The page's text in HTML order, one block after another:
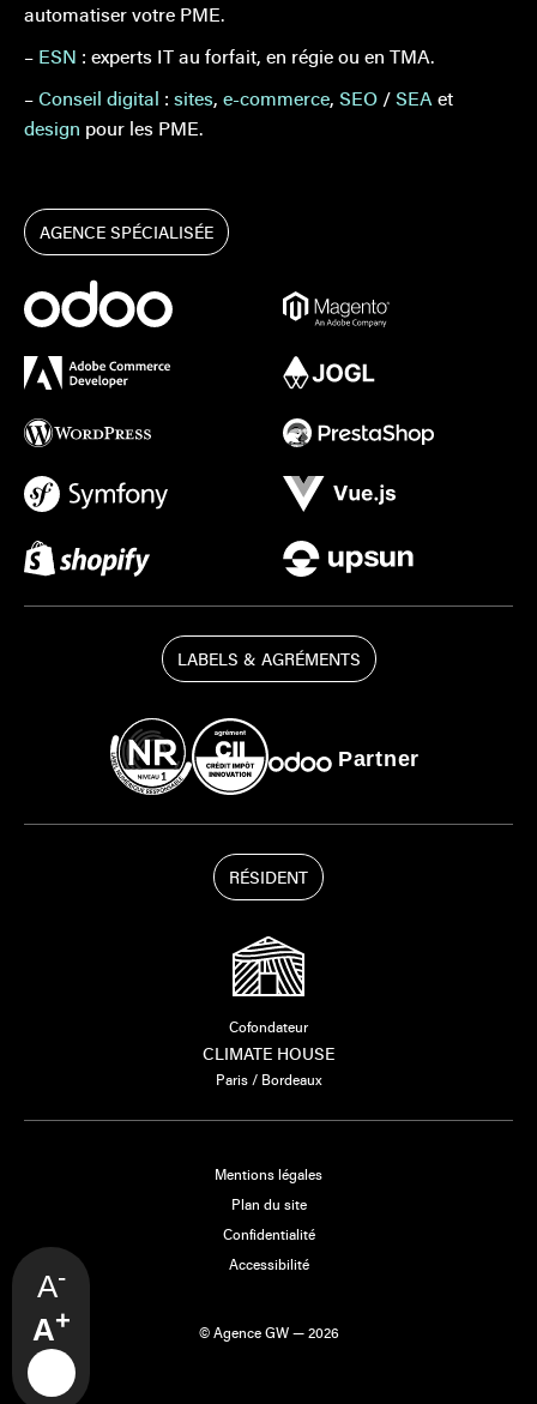
A-
A+
automatiser votre PME.
– ESN : experts IT au forfait, en régie ou en TMA.
–Conseil digital : sites, e-commerce, SEO /SEAet
design pour les PME.
AGENCE SPÉCIALISÉE
LABELS & AGRÉMENTS
Partner
RÉSIDENT
Cofondateur
CLIMATE HOUSE
Paris / Bordeaux
© Agence GW — 2026
Mentions légales
Plan du site
Confidentialité
Accessibilité